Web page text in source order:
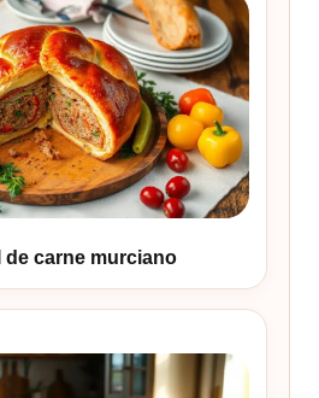
de carne murciano